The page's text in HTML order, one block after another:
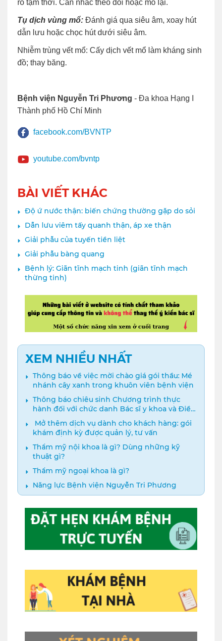
rò tạm thời. Cân nhắc theo dõi hoặc mổ lại.
Tụ dịch vùng mổ: Đánh giá qua siêu âm, xoay hút
dẫn lưu hoặc chọc hút dưới siêu âm.
Nhiễm trùng vết mổ: Cấy dịch vết mổ làm kháng sinh
đồ; thay băng.
Bệnh viện Nguyễn Tri Phương - Đa khoa Hạng I
Thành phố Hồ Chí Minh
facebook.com/BVNTP
youtube.com/bvntp
BÀI VIẾT KHÁC
Độ ứ nước thận: biến chứng thường gặp do sỏi
Dẫn lưu viêm tấy quanh thận, áp xe thận
Giải phẫu của tuyến tiền liệt
Giải phẫu bàng quang
Bệnh lý: Giãn tĩnh mạch tinh (giãn tĩnh mạch
thừng tinh)
XEM NHIỀU NHẤT
Thông báo về việc mời chào giá gói thầu: Mé
nhánh cây xanh trong khuôn viên bệnh viện
Thông báo chiêu sinh Chương trình thực
hành đối với chức danh Bác sĩ y khoa và Điều
dưỡng năm 2024
️ Mở thêm dịch vụ dành cho khách hàng: gói
khám định kỳ được quản lý, tư vấn
Thẩm mỹ nội khoa là gì? Dùng những kỹ
thuật gì?
Thẩm mỹ ngoại khoa là gì?
Năng lực Bệnh viện Nguyễn Tri Phương